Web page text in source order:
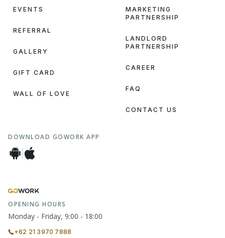
EVENTS
REFERRAL
GALLERY
GIFT CARD
WALL OF LOVE
MARKETING
PARTNERSHIP
LANDLORD
PARTNERSHIP
CAREER
FAQ
CONTACT US
DOWNLOAD GOWORK APP
OPENING HOURS
Monday - Friday, 9:00 - 18:00
+62 21 3970 7888